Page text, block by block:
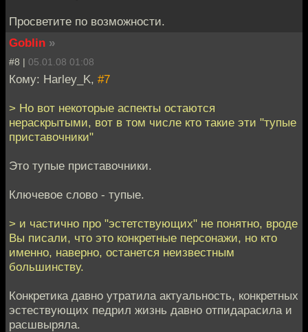
Просветите по возможности.
Goblin »
#8 | 05.01.08 01:08
Кому: Harley_K, #7
> Но вот некоторые аспекты остаются
нераскрытыми, вот в том числе кто такие эти "тупые
приставочники"
Это тупые приставочники.
Ключевое слово - тупые.
> и частично про "эстетствующих" не понятно, вроде
Вы писали, что это конкретные персонажи, но кто
именно, наверно, останется неизвестным
большинству.
Конкретика давно утратила актуальность, конкретных
эстествующих педрил жизнь давно отпидарасила и
расшвыряла.